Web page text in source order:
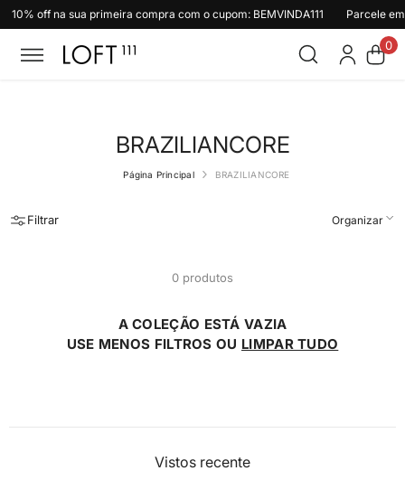
Pular para o conteúdo
10% off na sua primeira compra com o cupom: BEMVINDA111 Parcele
00
BRAZILIANCORE
Página Principal BRAZILIANCORE
Filtrar Organizar
0 produtos
A COLEÇÃO ESTÁ VAZIA
USE MENOS FILTROS OU LIMPAR TUDO
Vistos recente